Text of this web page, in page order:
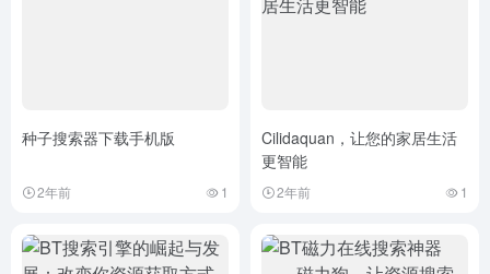
种子搜索器下载手机版
2年前 1
Cilidaquan，让您的家居生活
更智能
2年前 1